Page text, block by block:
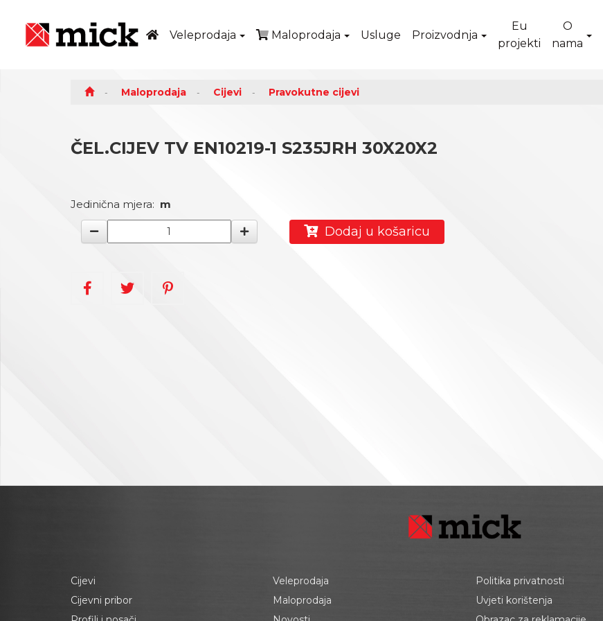
Veleprodaja Maloprodaja Usluge Proizvodnja
Eu
projekti
O
nama
Maloprodaja Cijevi Pravokutne cijevi
ČEL.CIJEV TV EN10219-1 S235JRH 30X20X2
Jedinična mjera: m
Dodaj u košaricu
Cijevi
Cijevni pribor
Veleprodaja
Maloprodaja
Politika privatnosti
Uvjeti korištenja